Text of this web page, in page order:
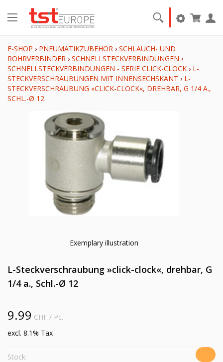
E-SHOP › PNEUMATIKZUBEHÖR › SCHLAUCH- UND
ROHRVERBINDER › SCHNELLSTECKVERBINDUNGEN ›
SCHNELLSTECKVERBINDUNGEN - SERIE CLICK-CLOCK › L-
STECKVERSCHRAUBUNGEN MIT INNENSECHSKANT › L-
STECKVERSCHRAUBUNG »CLICK-CLOCK«, DREHBAR, G 1/4 A.,
SCHL.-Ø 12
Exemplary illustration
L-Steckverschraubung »click-clock«, drehbar, G
1/4 a., Schl.-Ø 12
9.99 CHF / Pc.
excl. 8.1% Tax
Stock: